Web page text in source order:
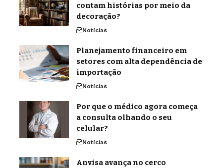
contam histórias por meio da
decoração?
Notícias
Planejamento financeiro em
setores com alta dependência de
importação
Notícias
Por que o médico agora começa
a consulta olhando o seu
celular?
Notícias
Anvisa avança no cerco